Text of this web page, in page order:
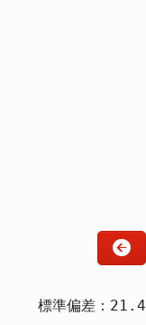
標準偏差：21.4